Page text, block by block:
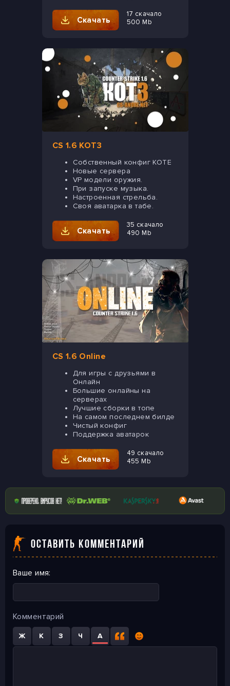
Скачать
17 скачало
500 Mb
CS 1.6 KOT3
Собственный конфиг KOTE
Новые сервера
VP модели оружия.
При запуске музыка.
Настроенная стрельба.
Своя аватарка в табе.
Скачать
35 скачало
490 Mb
CS 1.6 Online
Для игры с друзьями в
Онлайн
Большие онлайны на
серверах
Лучшие сборки в топе
На самом последнем билде
Чистый конфиг
Поддержка аватарок
Скачать
49 скачало
455 Mb
ОСТАВИТЬ КОММЕНТАРИЙ
Ваше имя:
Комментарий
Ж К З Ч A